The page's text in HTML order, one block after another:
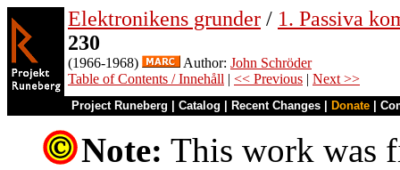
Elektronikens grunder / 1. Passiva
230
(1966-1968) Author: John Schröder
Table of Contents / Innehåll | << Previous | Next >>
Project Runeberg Catalog Recent Changes Donate
Note: This work was